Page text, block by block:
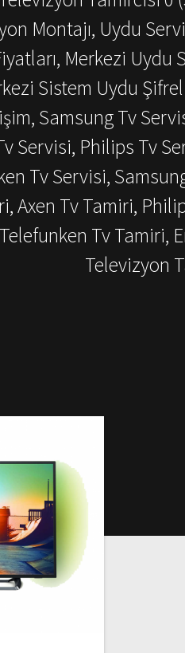
Montajı, Uydu
Merkezi Uydu
Sistem Uydu
Samsung Tv
Servisi, Philips Tv
Tv Servisi,
Axen Tv Tamiri,
Tv Tamiri,
Televizyon